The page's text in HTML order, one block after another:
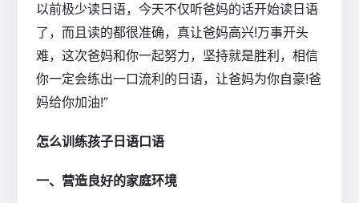
以前极少读日语，今天不仅听爸妈的话开始读日语
了，而且读的都很准确，真让爸妈高兴!万事开头
难，这次爸妈和你一起努力，坚持就是胜利，相信
你一定会练出一口流利的日语，让爸妈为你自豪!爸
妈给你加油!”
怎么训练孩子日语口语
一、营造良好的家庭环境